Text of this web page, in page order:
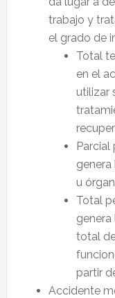
trabajo y
el grado de
Total
en el
utilizar
Parcial
u
Total
total
partir
Accidente